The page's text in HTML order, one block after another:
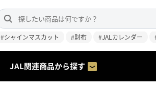
#シャインマスカット #財布 #JALカレンダー
JAL関連商品から探す